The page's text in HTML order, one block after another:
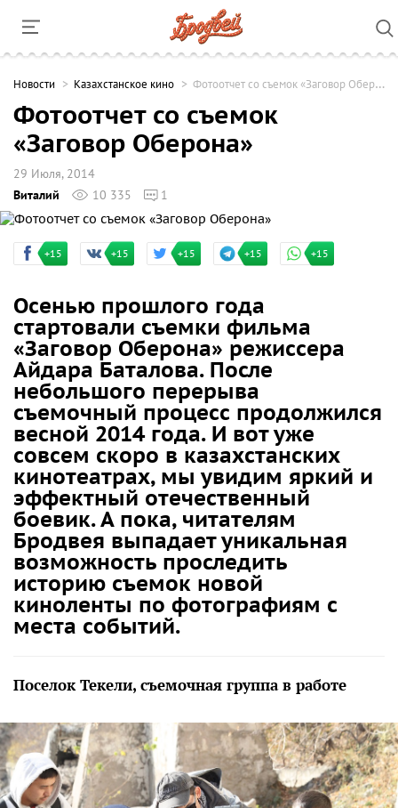
Новости Казахстанское кино Фотоотчет со съемок «Заговор Оберона»
Фотоотчет со съемок
«Заговор Оберона»
29 Июля, 2014
Виталий
10 335 1
+15 +15 +15 +15 +15
Осенью прошлого года
стартовали съемки фильма
«Заговор Оберона» режиссера
Айдара Баталова. После
небольшого перерыва
съемочный процесс продолжился
весной 2014 года. И вот уже
совсем скоро в казахстанских
кинотеатрах, мы увидим яркий и
эффектный отечественный
боевик. А пока, читателям
Бродвея выпадает уникальная
возможность проследить
историю съемок новой
киноленты по фотографиям с
места событий.
Поселок Текели, съемочная группа в работе